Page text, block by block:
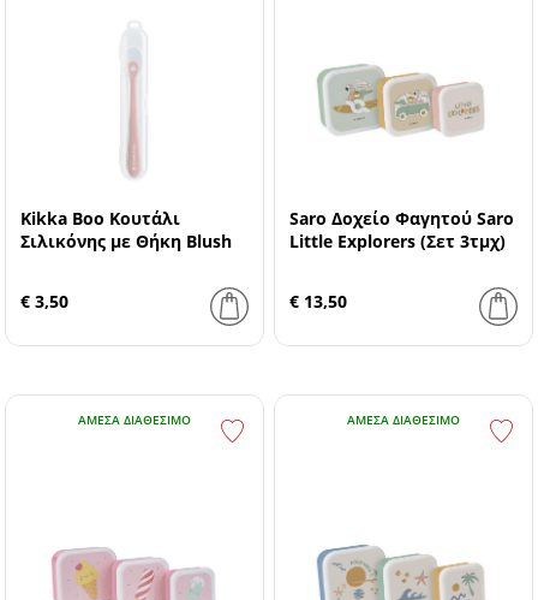
Kikka Boo Κουτάλι
Σιλικόνης με Θήκη Blush
€ 3,50
Saro Δοχείο Φαγητού Saro
Little Explorers (Σετ 3τμχ)
€ 13,50
ΆΜΕΣΑ ΔΙΑΘΈΣΙΜΟ ΆΜΕΣΑ ΔΙΑΘΈΣΙΜΟ